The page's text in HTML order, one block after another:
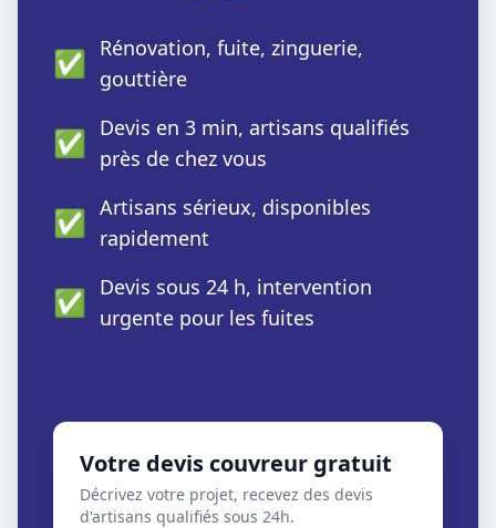
✅ Rénovation, fuite, zinguerie,
gouttière
✅ Devis en 3 min, artisans qualifiés
près de chez vous
✅ Artisans sérieux, disponibles
rapidement
✅ Devis sous 24 h, intervention
urgente pour les fuites
Votre devis couvreur gratuit
Décrivez votre projet, recevez des devis
d'artisans qualifiés sous 24h.